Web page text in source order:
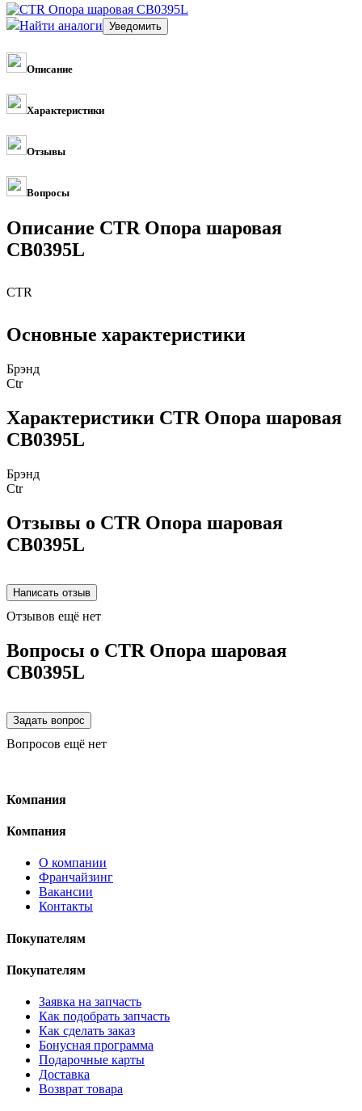
Найти аналоги
Описание
Характеристики
Отзывы
Вопросы
Описание CTR Опора шаровая
CB0395L
CTR
Основные характеристики
Брэнд
Ctr
Характеристики CTR Опора шаровая
CB0395L
Брэнд
Ctr
Отзывы о CTR Опора шаровая
CB0395L
Отзывов ещё нет
Вопросы о CTR Опора шаровая
CB0395L
Вопросов ещё нет
Компания
Компания
О компании
Франчайзинг
Вакансии
Контакты
Покупателям
Покупателям
Заявка на запчасть
Как подобрать запчасть
Как сделать заказ
Бонусная программа
Подарочные карты
Доставка
Возврат товара